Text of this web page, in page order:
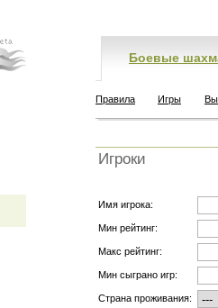
Боевые
Правила Игры
Игроки
Имя игрока:
Мин рейтинг:
Макс рейтинг:
Мин сыграно игр:
Страна проживания: